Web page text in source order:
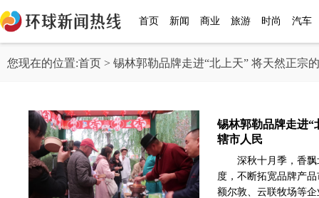
首页 新闻 商业 旅游 时尚 汽车
您现在的位置:首页 > 锡林郭勒品牌走进“北上天” 将天然正宗
锡林郭勒品牌走进“
辖市人民
深秋十月季，香
度，不断拓宽品牌产
额尔敦、云联牧场等